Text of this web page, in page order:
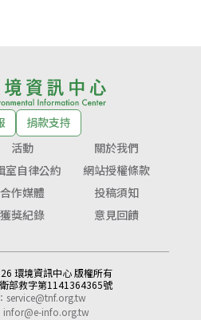
捐款支持
活動
關於我們
室自律公約
網站授權條款
合作媒體
投稿須知
獲獎紀錄 意見回饋
環境資訊中心 版權所有
衛部救字第1141364365號
service@tnf.org.tw
infor@e-info.org.tw